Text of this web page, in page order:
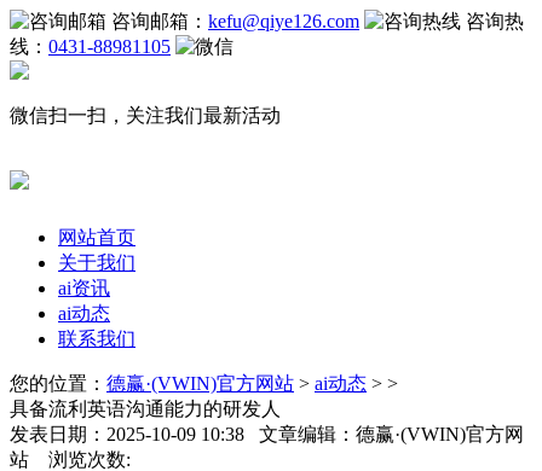
咨询邮箱： kefu@qiye126.com
咨询热
线： 0431-88981105
微信扫一扫，关注我们最新活动
网站首页
关于我们
ai资讯
ai动态
联系我们
您的位置： 德赢·(VWIN)官方网站 > ai动态 > >
具备流利英语沟通能力的研发人
发表日期：2025-10-09 10:38 文章编辑：德赢·(VWIN)官方网
站 浏览次数: